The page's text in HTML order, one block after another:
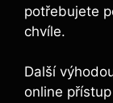
potřebujete
chvíle.
Další
online